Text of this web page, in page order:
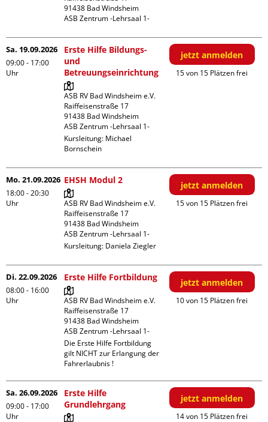
91438 Bad Windsheim
ASB Zentrum -Lehrsaal 1-
Sa. 19.09.2026
09:00 - 17:00
Uhr
Erste Hilfe Bildungs-
und
Betreuungseinrichtung
ASB RV Bad Windsheim e.V.
Raiffeisenstraße 17
91438 Bad Windsheim
ASB Zentrum -Lehrsaal 1-
Kursleitung: Michael
Bornschein
jetzt anmelden
15 von 15 Plätzen frei
Mo. 21.09.2026
18:00 - 20:30
Uhr
EHSH Modul 2
ASB RV Bad Windsheim e.V.
Raiffeisenstraße 17
91438 Bad Windsheim
ASB Zentrum -Lehrsaal 1-
Kursleitung: Daniela Ziegler
jetzt anmelden
15 von 15 Plätzen frei
Di. 22.09.2026
08:00 - 16:00
Uhr
Erste Hilfe Fortbildung
ASB RV Bad Windsheim e.V.
Raiffeisenstraße 17
91438 Bad Windsheim
ASB Zentrum -Lehrsaal 1-
Die Erste Hilfe Fortbildung
gilt NICHT zur Erlangung der
Fahrerlaubnis !
jetzt anmelden
10 von 15 Plätzen frei
Sa. 26.09.2026
09:00 - 17:00
Uhr
Erste Hilfe
Grundlehrgang
jetzt anmelden
14 von 15 Plätzen frei